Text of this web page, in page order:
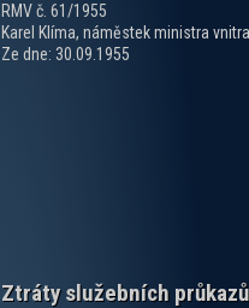
RMV č. 61/1955
Karel Klíma, náměstek ministra vnitra
Ze dne: 30.09.1955
Ztráty služebních průkazů